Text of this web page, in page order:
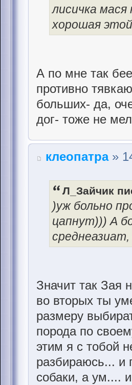
лисичка
хорошая
А по мне так
противно
больших- да,
дог- тоже не
клеопатра»
Л_Зайчик
)уж больно
цапнут))) А
Значит так Зая
во вторых ты
размеру
порода по
этим я с тобой
разбираюсь... и
собаки, а ум....